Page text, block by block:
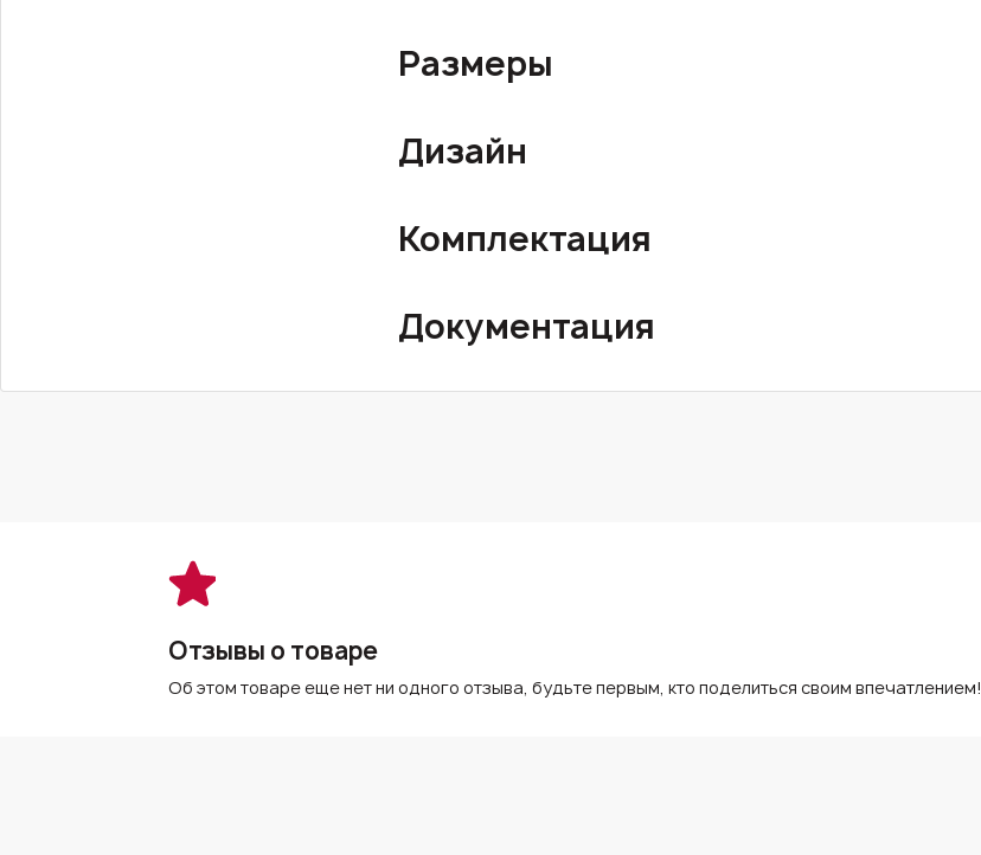
Размеры
Дизайн
Комплектация
Документация
Отзывы о товаре
Об этом товаре еще нет ни одного отзыва, будьте первым, кто поделиться своим впечатлением!